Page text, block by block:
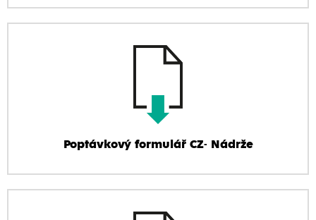
Poptávkový formulář CZ- Nádrže